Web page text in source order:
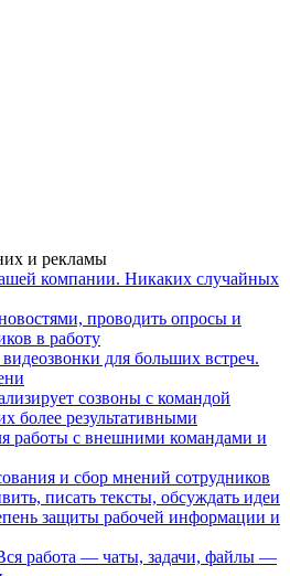
и рекламы
компании. Никаких случайных
проводить опросы и
в работу
для больших встреч.
созвоны с командой
более результативными
работы с внешними командами и
и сбор мнений сотрудников
писать тексты, обсуждать идеи
защиты рабочей информации и
работа — чаты, задачи, файлы —